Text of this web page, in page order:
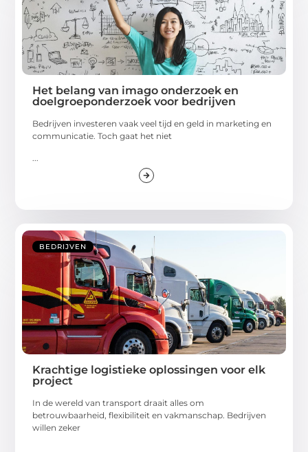
Het belang van imago onderzoek en
doelgroeponderzoek voor bedrijven
Bedrijven investeren vaak veel tijd en geld in marketing en
communicatie. Toch gaat het niet
...
BEDRIJVEN
Krachtige logistieke oplossingen voor elk
project
In de wereld van transport draait alles om
betrouwbaarheid, flexibiliteit en vakmanschap. Bedrijven
willen zeker